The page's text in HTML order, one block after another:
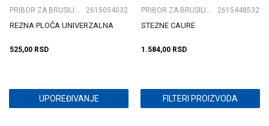
PRIBOR ZA BRUSILICE ČEONE 2615054032
REZNA PLOČA UNIVERZALNA
525,00 RSD
PRIBOR ZA BRUSILICE ČEONE 2615448532
STEZNE CAURE
1.584,00 RSD
UPOREĐIVANJE FILTERI PROIZVODA